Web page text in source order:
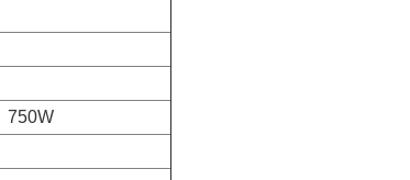
750W